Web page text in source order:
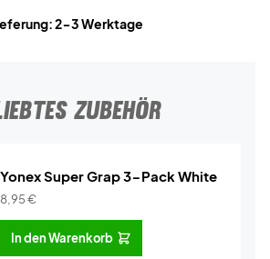
2-3 Werktage
ZUBEHÖR
Yonex Super Grap 3-Pack White
8,95€
In den Warenkorb